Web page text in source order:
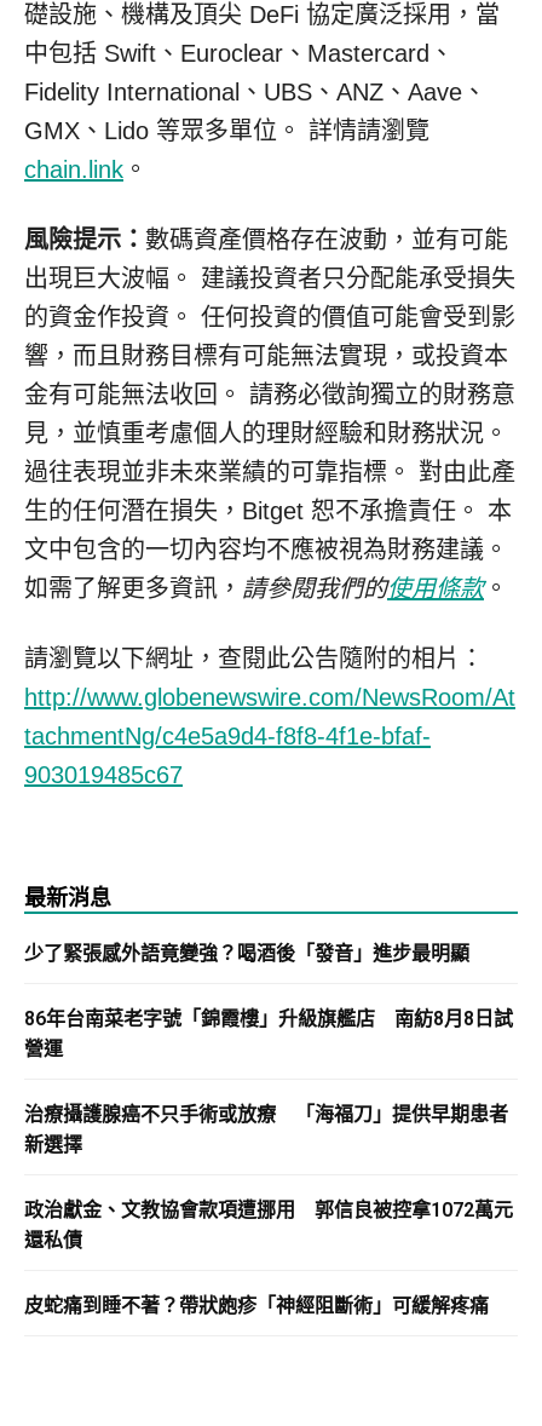
礎設施、機構及頂尖 DeFi 協定廣泛採用，當
中包括 Swift、Euroclear、Mastercard、
Fidelity International、UBS、ANZ、Aave、
GMX、Lido 等眾多單位。 詳情請瀏覽
chain.link 。
風險提示： 數碼資產價格存在波動，並有可能
出現巨大波幅。 建議投資者只分配能承受損失
的資金作投資。 任何投資的價值可能會受到影
響，而且財務目標有可能無法實現，或投資本
金有可能無法收回。 請務必徵詢獨立的財務意
見，並慎重考慮個人的理財經驗和財務狀況。
過往表現並非未來業績的可靠指標。 對由此產
生的任何潛在損失，Bitget 恕不承擔責任。 本
文中包含的一切內容均不應被視為財務建議。
如需了解更多資訊， 請參閱我們的使用條款。
請瀏覽以下網址，查閱此公告隨附的相片：
http://www.globenewswire.com/NewsRoom/At
tachmentNg/c4e5a9d4-f8f8-4f1e-bfaf-
903019485c67
最新消息
少了緊張感外語竟變強？喝酒後「發音」進步最明顯
86年台南菜老字號「錦霞樓」升級旗艦店 南紡8月8日試
營運
治療攝護腺癌不只手術或放療 「海福刀」提供早期患者
新選擇
政治獻金、文教協會款項遭挪用 郭信良被控拿1072萬元
還私債
皮蛇痛到睡不著？帶狀皰疹「神經阻斷術」可緩解疼痛